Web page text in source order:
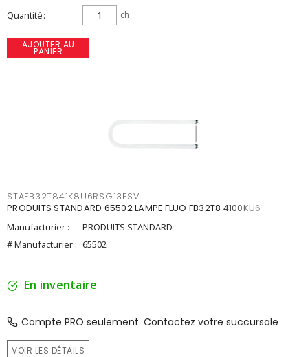
Quantité ch
AJOUTER AU
PANIER
STAFB32T841K8U6RSG13ESV
PRODUITS STANDARD 65502 LAMPE FLUO FB32T8 4100KU6
Manufacturier :
PRODUITS STANDARD
# Manufacturier : 65502
En inventaire
Compte PRO seulement. Contactez votre succursale
VOIR LES DÉTAILS